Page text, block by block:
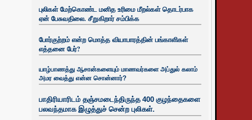
புலிகள் மேற்கொண்ட மனித உரிமை மீறல்கள் தொடர்பாக
ஏன் பேசுவதிலை. சீறுகிறார் சம்பிக்க
போர்குற்றம் என்ற மொத்த வியாபாரத்தின் பங்காளிகள்
எத்தனை பேர்?
யாழ்பாணத்து ஆசான்களையும் மாணவர்களை அப்துல் கலாம்
அமர வைத்து என்ன சொன்னார்?
பாதிரியாரிடம் தஞ்சமடைந்திருந்த 400 குழந்தைகளை
பலவந்தமாக இழுத்துச் சென்ற புலிகள்.